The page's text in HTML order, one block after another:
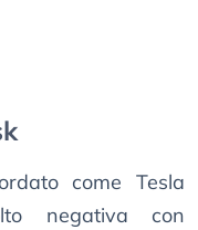
come Tesla
negativa con